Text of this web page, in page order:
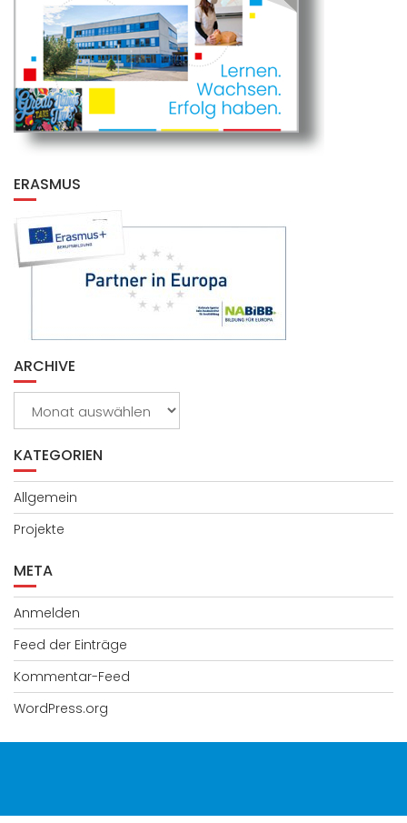
ERASMUS
ARCHIVE
KATEGORIEN
Allgemein
Projekte
META
Anmelden
Feed der Einträge
Kommentar-Feed
WordPress.org